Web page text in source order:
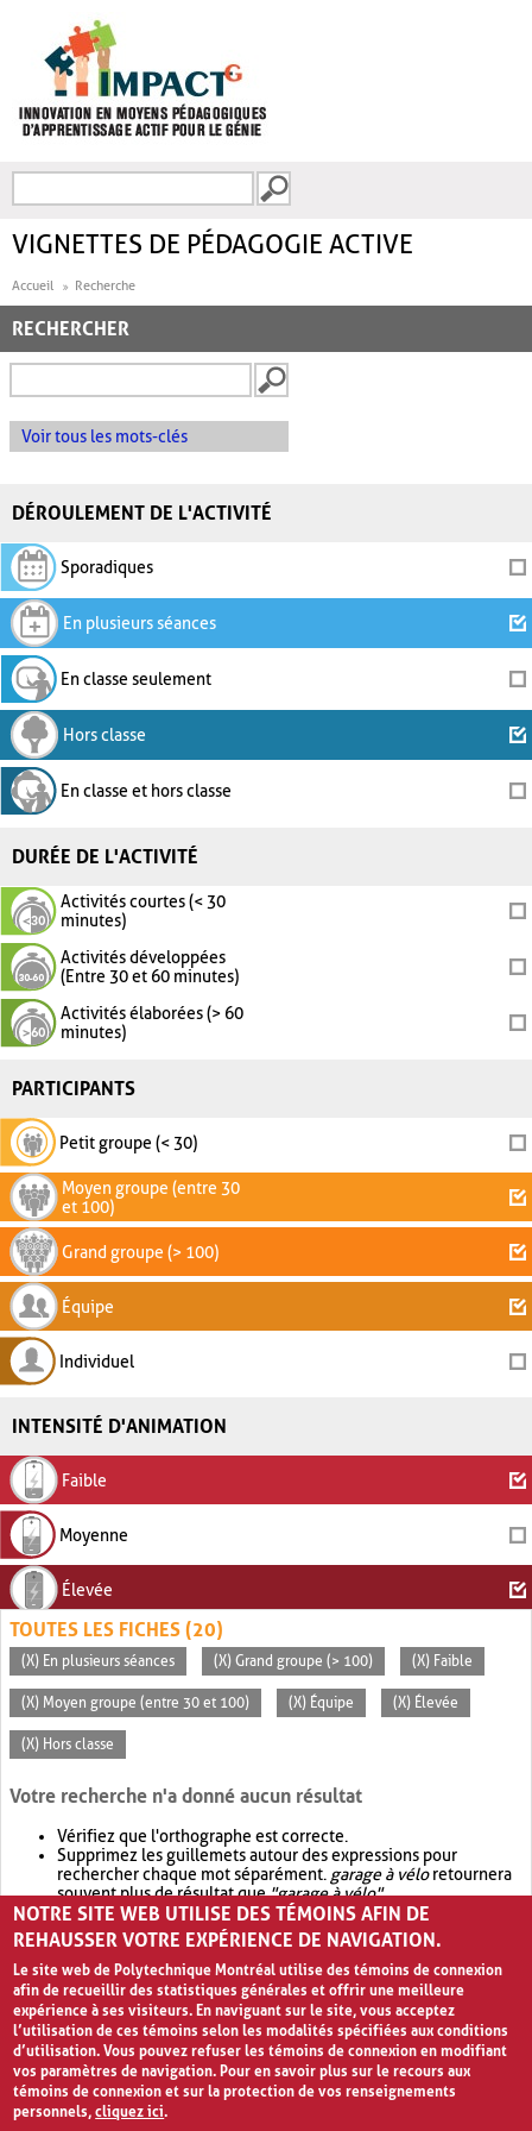
FORMULAIRE DE
VIGNETTES DE PÉDAGOGIE ACTIVE
Accueil Recherche
RECHERCHER
Voir tous les mots-clés
DÉROULEMENT DE L'ACTIVITÉ
Sporadiques
En plusieurs séances
En classe seulement
Hors classe
En classe et hors classe
DURÉE DE L'ACTIVITÉ
Activités courtes (< 30
minutes)
Activités développées
(Entre 30 et 60 minutes)
Activités élaborées (> 60
minutes)
PARTICIPANTS
Petit groupe (< 30)
Moyen groupe (entre 30
et 100)
Grand groupe (> 100)
Équipe
Individuel
INTENSITÉ D'ANIMATION
Faible
Moyenne
Élevée
TOUTES LES FICHES (20)
(X) En plusieurs séances (X) Grand groupe (> 100) (X) Faible
(X) Moyen groupe (entre 30 et 100) (X) Équipe (X) Élevée
(X) Hors classe
Votre recherche n'a donné aucun résultat
Vérifiez que l'orthographe est correcte.
Supprimez les guillemets autour des expressions pour
rechercher chaque mot séparément. garage à véloretournera
souvent plus de résultat que"garage à vélo".
Envisagez d'élargir votre recherche avec OR.garage OR vélo
retournera souvent plus de résultat quegarage à vélo
NOTRE SITE WEB UTILISE DES TÉMOINS AFIN DE
REHAUSSER VOTRE EXPÉRIENCE DE NAVIGATION.
Le site web de Polytechnique Montréal utilise des témoins de connexion
afin de recueillir des statistiques générales et offrir une meilleure
expérience à ses visiteurs. En naviguant sur le site, vous acceptez
l’utilisation de ces témoins selon les modalités spécifiées aux conditions
d’utilisation. Vous pouvez refuser les témoins de connexion en modifiant
vos paramètres de navigation. Pour en savoir plus sur le recours aux
témoins de connexion et sur la protection de vos renseignements
personnels,cliquez ici.